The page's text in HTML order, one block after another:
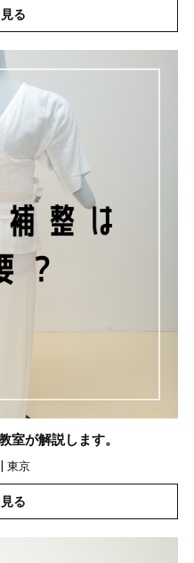
る
室が解説します。
東京
る